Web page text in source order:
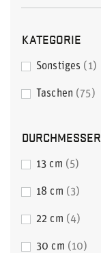
KATEGORIE
Sonstiges 1
Taschen 75
DURCHMESSER
13 cm 5
18 cm 3
22 cm 4
30 cm 10